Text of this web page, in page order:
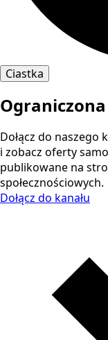
Ciastka
Dołącz do naszego
i zobacz oferty
publikowane na
społecznościowych.
Dołącz do kanału